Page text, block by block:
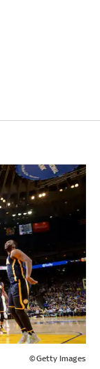
©Getty Images